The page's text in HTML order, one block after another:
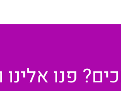
פנו אלינו